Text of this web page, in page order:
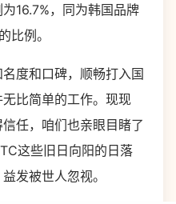
16.7%，同为韩国品牌
比例。
度和口碑，顺畅打入国
比简单的工作。现现
任，咱们也亲眼目睹了
这些旧日向阳的日落
发被世人忽视。